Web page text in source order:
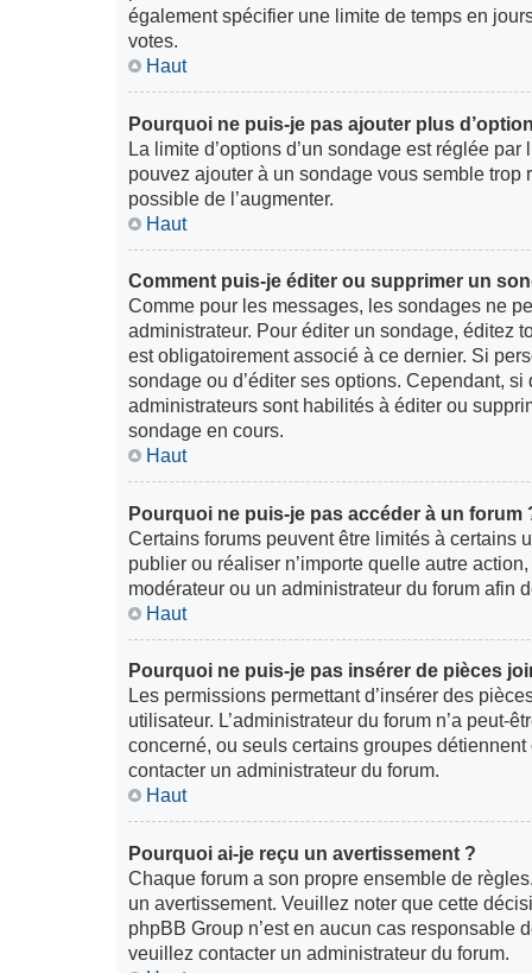
également spécifier une limite de temps en
votes.
Haut
Pourquoi ne puis-je pas ajouter plus
La limite d’options d’un sondage est réglée
pouvez ajouter à un sondage vous semble trop
possible de l’augmenter.
Haut
Comment puis-je éditer ou supprimer un
Comme pour les messages, les sondages ne
administrateur. Pour éditer un sondage, éditez
est obligatoirement associé à ce dernier. Si
sondage ou d’éditer ses options. Cependant,
administrateurs sont habilités à éditer ou
sondage en cours.
Haut
Pourquoi ne puis-je pas accéder à un forum
Certains forums peuvent être limités à certains
publier ou réaliser n’importe quelle autre
modérateur ou un administrateur du forum afin
Haut
Pourquoi ne puis-je pas insérer de pièces
Les permissions permettant d’insérer des
utilisateur. L’administrateur du forum n’a peut-
concerné, ou seuls certains groupes
contacter un administrateur du forum.
Haut
Pourquoi ai-je reçu un avertissement ?
Chaque forum a son propre ensemble de
un avertissement. Veuillez noter que cette
phpBB Group n’est en aucun cas responsable
veuillez contacter un administrateur du forum.